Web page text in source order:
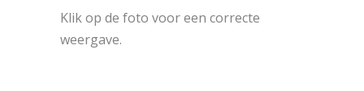
Klik op de foto voor een correcte
weergave.